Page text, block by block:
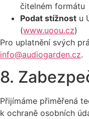
čitelném formátu
Podat stížnost u
(www.uoou.cz)
Pro uplatnění svých
info@audiogarden.cz.
8.
Přijímáme přiměřená
k ochraně osobních